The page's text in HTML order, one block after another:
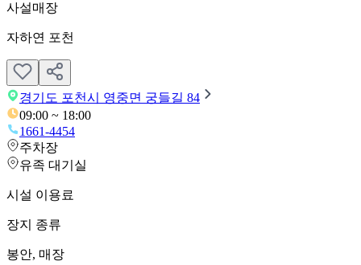
사설매장
자하연 포천
경기도 포천시 영중면 궁들길 84
09:00 ~ 18:00
1661-4454
주차장
유족 대기실
시설 이용료
장지 종류
봉안, 매장